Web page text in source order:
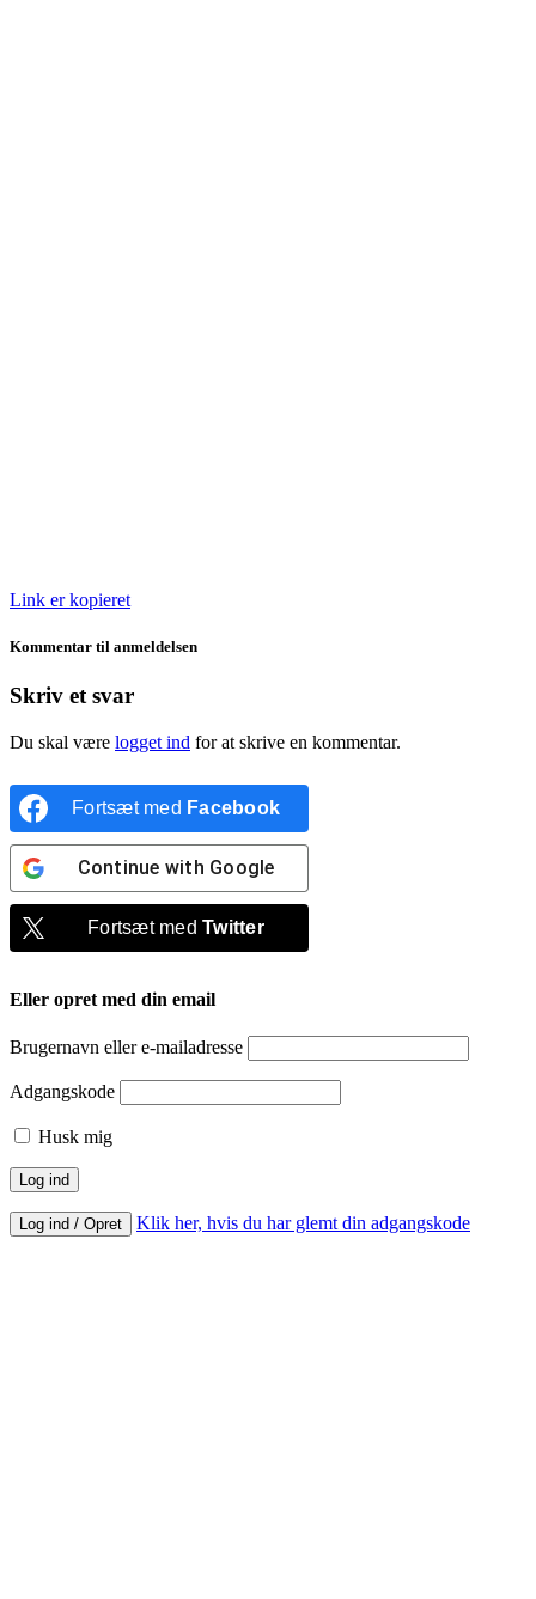
Link er kopieret
Kommentar til anmeldelsen
Skriv et svar
Du skal være logget ind for at skrive en kommentar.
Fortsæt med Facebook
Continue with Google
Fortsæt medTwitter
Eller opret med din email
Brugernavn eller e-mailadresse
Adgangskode
Husk mig
Log ind / Opret Klik her, hvis du har glemt din adgangskode